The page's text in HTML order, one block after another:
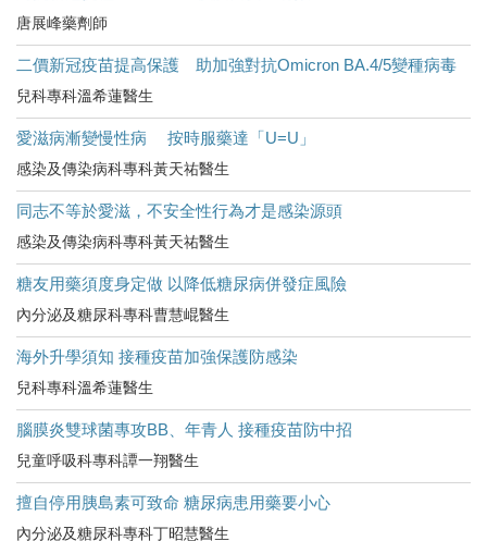
唐展峰藥劑師
二價新冠疫苗提高保護 助加強對抗Omicron BA.4/5變種病毒
兒科專科溫希蓮醫生
愛滋病漸變慢性病 按時服藥達「U=U」
感染及傳染病科專科黃天祐醫生
同志不等於愛滋，不安全性行為才是感染源頭
感染及傳染病科專科黃天祐醫生
糖友用藥須度身定做 以降低糖尿病併發症風險
內分泌及糖尿科專科曹慧崐醫生
海外升學須知 接種疫苗加強保護防感染
兒科專科溫希蓮醫生
腦膜炎雙球菌專攻BB、年青人 接種疫苗防中招
兒童呼吸科專科譚一翔醫生
擅自停用胰島素可致命 糖尿病患用藥要小心
內分泌及糖尿科專科丁昭慧醫生